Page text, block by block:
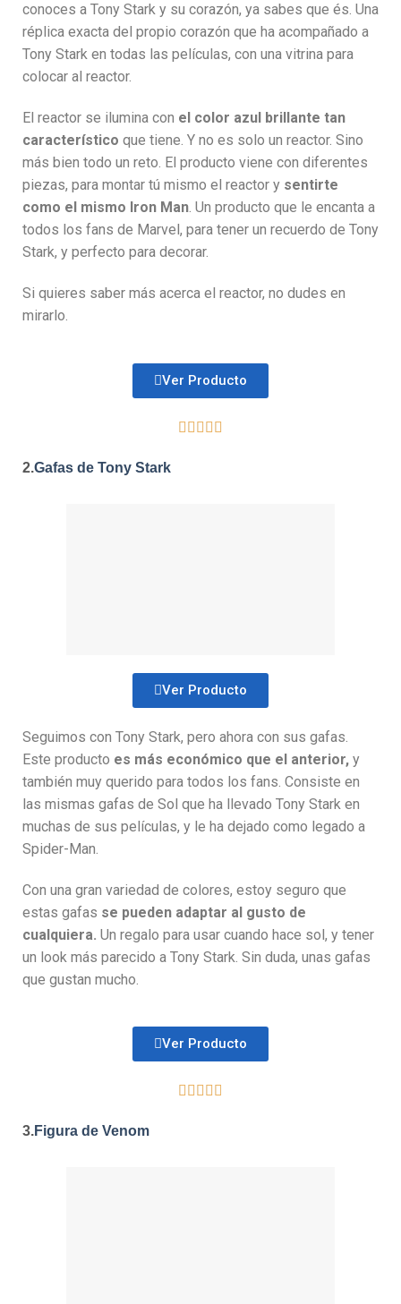
conoces a Tony Stark y su corazón, ya sabes que és. Una
réplica exacta del propio corazón que ha acompañado a
Tony Stark en todas las películas, con una vitrina para
colocar al reactor.
El reactor se ilumina con el color azul brillante tan
característico que tiene. Y no es solo un reactor. Sino
más bien todo un reto. El producto viene con diferentes
piezas, para montar tú mismo el reactor y sentirte
como el mismo Iron Man. Un producto que le encanta a
todos los fans de Marvel, para tener un recuerdo de Tony
Stark, y perfecto para decorar.
Si quieres saber más acerca el reactor, no dudes en
mirarlo.
Ver Producto
    
2.Gafas de Tony Stark
Ver Producto
Seguimos con Tony Stark, pero ahora con sus gafas.
Este producto es más económico que el anterior, y
también muy querido para todos los fans. Consiste en
las mismas gafas de Sol que ha llevado Tony Stark en
muchas de sus películas, y le ha dejado como legado a
Spider-Man.
Con una gran variedad de colores, estoy seguro que
estas gafas se pueden adaptar al gusto de
cualquiera. Un regalo para usar cuando hace sol, y tener
un look más parecido a Tony Stark. Sin duda, unas gafas
que gustan mucho.
Ver Producto
    
3.Figura de Venom